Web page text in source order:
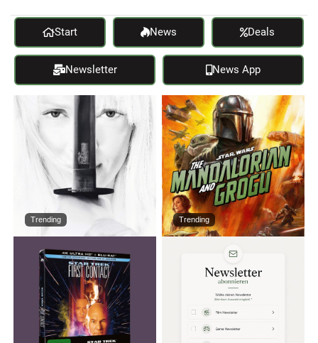
Start News Deals
Newsletter News App
Trending Trending